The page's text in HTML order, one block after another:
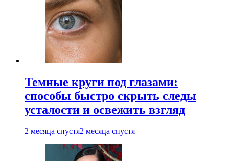
Темные круги под глазами:
способы быстро скрыть следы
усталости и освежить взгляд
2 месяца спустя2 месяца спустя